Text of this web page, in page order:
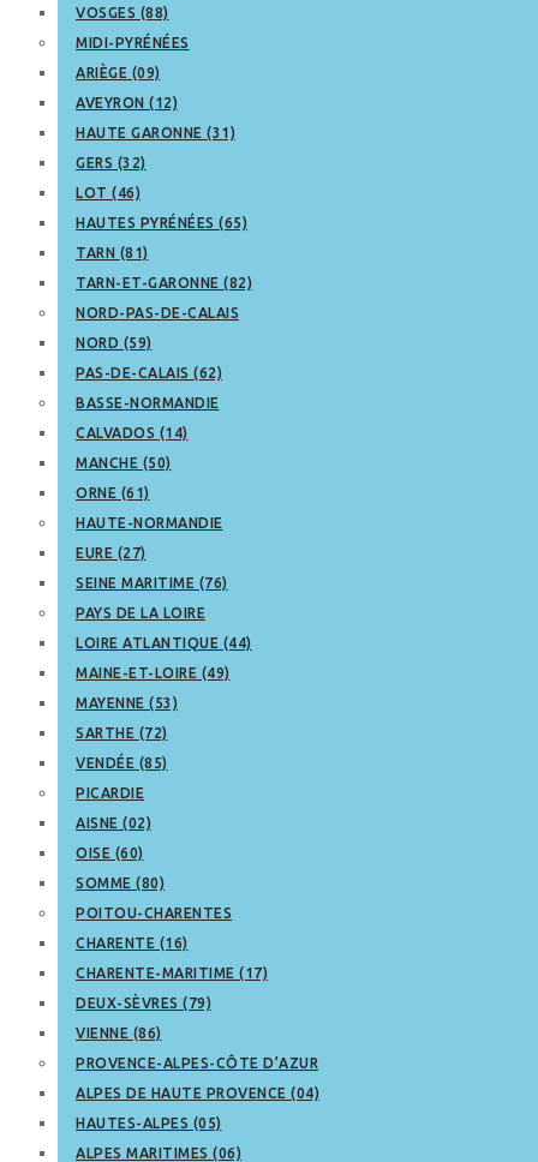
VOSGES (88)
MIDI-PYRÉNÉES
ARIÈGE (09)
AVEYRON (12)
HAUTE GARONNE (31)
GERS (32)
LOT (46)
HAUTES PYRÉNÉES (65)
TARN (81)
TARN-ET-GARONNE (82)
NORD-PAS-DE-CALAIS
NORD (59)
PAS-DE-CALAIS (62)
BASSE-NORMANDIE
CALVADOS (14)
MANCHE (50)
ORNE (61)
HAUTE-NORMANDIE
EURE (27)
SEINE MARITIME (76)
PAYS DE LA LOIRE
LOIRE ATLANTIQUE (44)
MAINE-ET-LOIRE (49)
MAYENNE (53)
SARTHE (72)
VENDÉE (85)
PICARDIE
AISNE (02)
OISE (60)
SOMME (80)
POITOU-CHARENTES
CHARENTE (16)
CHARENTE-MARITIME (17)
DEUX-SÈVRES (79)
VIENNE (86)
PROVENCE-ALPES-CÔTE D’AZUR
ALPES DE HAUTE PROVENCE (04)
HAUTES-ALPES (05)
ALPES MARITIMES (06)